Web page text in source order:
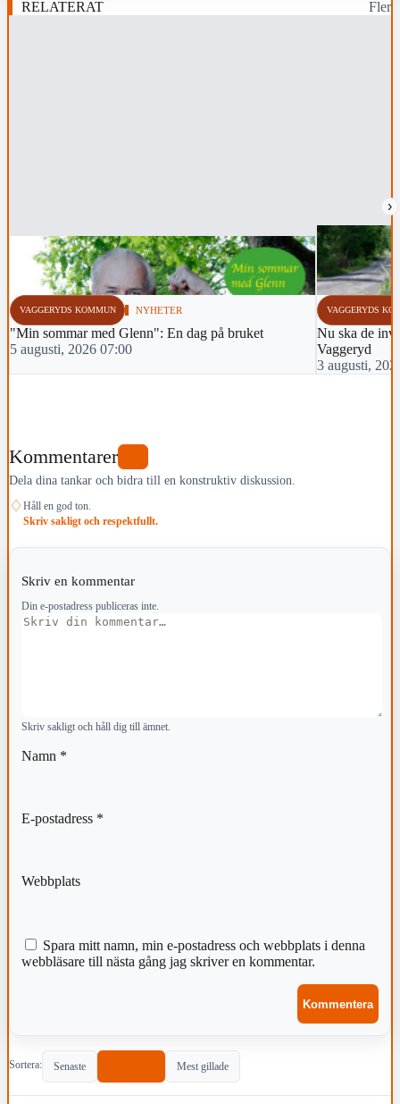
RELATERAT Fler
›
VAGGERYDS KOMMUN NYHETER
"Min sommar med Glenn": En dag på bruket
5 augusti, 2026 07:00
VAGGERYDS
Nu ska de
Vaggeryd
3 augusti,
Kommentarer
Dela dina tankar och bidra till en konstruktiv diskussion.
♢ Håll en god ton.
Skriv sakligt och respektfullt.
Skriv en kommentar
Din e-postadress publiceras inte.
Kommentar
Skriv sakligt och håll dig till ämnet.
Namn *
E-postadress *
Webbplats
Spara mitt namn, min e-postadress och webbplats i denna
webbläsare till nästa gång jag skriver en kommentar.
Sortera: Senaste Mest gillade